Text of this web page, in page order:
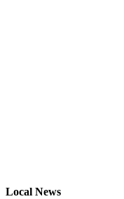
Local News